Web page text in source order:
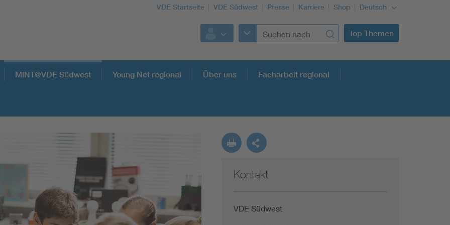
VDE Startseite VDE Südwest Presse Karriere Shop Deutsch
Top Themen
MINT@VDE Südwest Young Net regional Über uns Facharbeit regional
Kontakt
VDE Südwest